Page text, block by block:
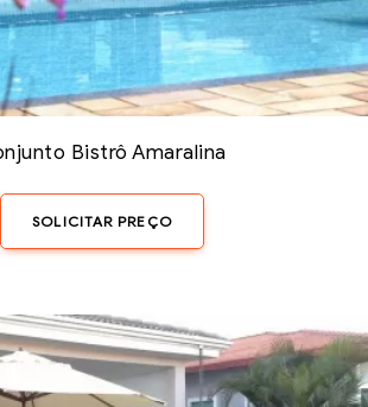
Bistrô Amaralina
SOLICITAR PREÇO